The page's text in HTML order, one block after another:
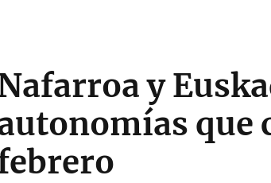
y
que